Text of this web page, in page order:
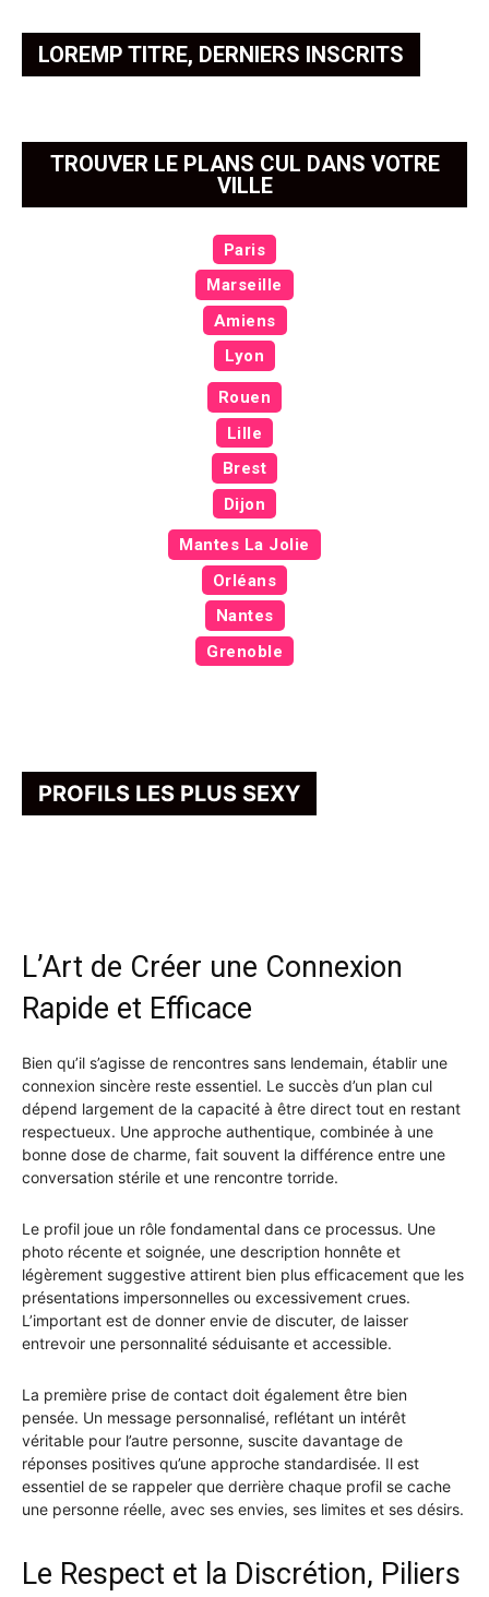
LOREMP TITRE, DERNIERS INSCRITS
TROUVER LE PLANS CUL DANS VOTRE
VILLE
Paris
Marseille
Amiens
Lyon
Rouen
Lille
Brest
Dijon
Mantes La Jolie
Orléans
Nantes
Grenoble
PROFILS LES PLUS SEXY
L’Art de Créer une Connexion
Rapide et Efficace
Bien qu’il s’agisse de rencontres sans lendemain, établir une
connexion sincère reste essentiel. Le succès d’un plan cul
dépend largement de la capacité à être direct tout en restant
respectueux. Une approche authentique, combinée à une
bonne dose de charme, fait souvent la différence entre une
conversation stérile et une rencontre torride.
Le profil joue un rôle fondamental dans ce processus. Une
photo récente et soignée, une description honnête et
légèrement suggestive attirent bien plus efficacement que les
présentations impersonnelles ou excessivement crues.
L’important est de donner envie de discuter, de laisser
entrevoir une personnalité séduisante et accessible.
La première prise de contact doit également être bien
pensée. Un message personnalisé, reflétant un intérêt
véritable pour l’autre personne, suscite davantage de
réponses positives qu’une approche standardisée. Il est
essentiel de se rappeler que derrière chaque profil se cache
une personne réelle, avec ses envies, ses limites et ses désirs.
Le Respect et la Discrétion, Piliers